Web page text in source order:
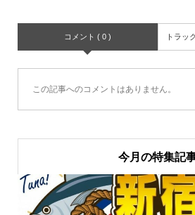
コメント ( 0 ) トラッ
この記事へのコメントはありません。
今月の特集記